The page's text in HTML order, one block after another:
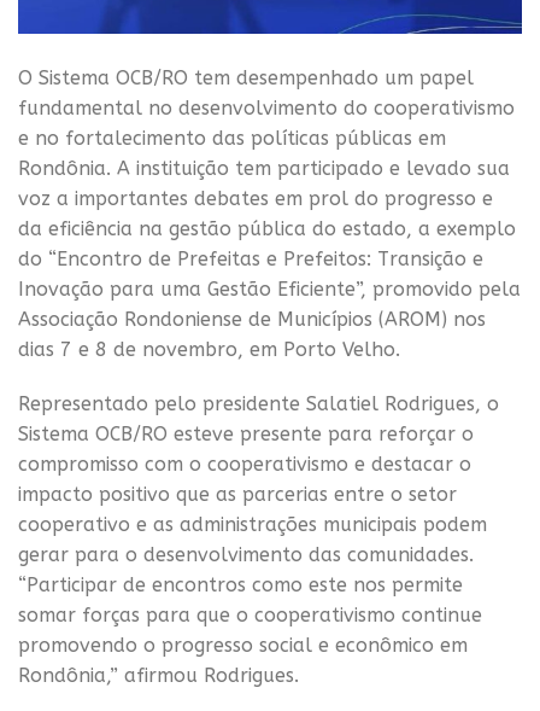
O Sistema OCB/RO tem desempenhado um papel
fundamental no desenvolvimento do cooperativismo
e no fortalecimento das políticas públicas em
Rondônia. A instituição tem participado e levado sua
voz a importantes debates em prol do progresso e
da eficiência na gestão pública do estado, a exemplo
do “Encontro de Prefeitas e Prefeitos: Transição e
Inovação para uma Gestão Eficiente”, promovido pela
Associação Rondoniense de Municípios (AROM) nos
dias 7 e 8 de novembro, em Porto Velho.
Representado pelo presidente Salatiel Rodrigues, o
Sistema OCB/RO esteve presente para reforçar o
compromisso com o cooperativismo e destacar o
impacto positivo que as parcerias entre o setor
cooperativo e as administrações municipais podem
gerar para o desenvolvimento das comunidades.
“Participar de encontros como este nos permite
somar forças para que o cooperativismo continue
promovendo o progresso social e econômico em
Rondônia,” afirmou Rodrigues.